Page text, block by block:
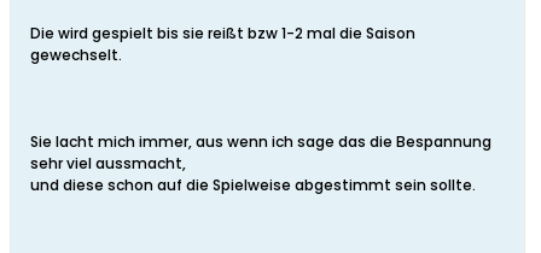
Die wird gespielt bis sie reißt bzw 1-2 mal die Saison
gewechselt.
Sie lacht mich immer, aus wenn ich sage das die Bespannung
sehr viel aussmacht,
und diese schon auf die Spielweise abgestimmt sein sollte.